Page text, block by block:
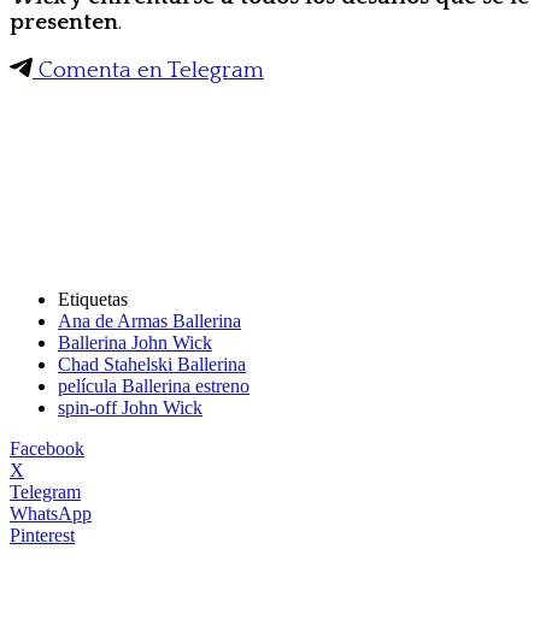
presenten.
Comenta en Telegram
Etiquetas
Ana de Armas Ballerina
Ballerina John Wick
Chad Stahelski Ballerina
película Ballerina estreno
spin-off John Wick
Facebook
X
Telegram
WhatsApp
Pinterest